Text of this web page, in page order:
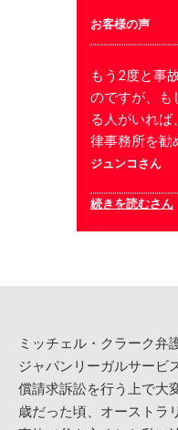
お客様の声
もう2度と事
のですが、も
る人がいれ
律事務所を勧
ジュンコさん
続きを読むさん
ミッチェル・クラーク弁
ジャパンリーガルサービ
償請求訴訟を行う上で大
歳だった頃、オーストラ